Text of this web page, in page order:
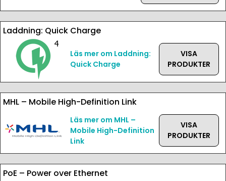
Laddning: Quick Charge
Läs mer om Laddning:
Quick Charge
VISA
PRODUKTER
MHL – Mobile High-Definition Link
Läs mer om MHL –
Mobile High-Definition
Link
VISA
PRODUKTER
PoE – Power over Ethernet